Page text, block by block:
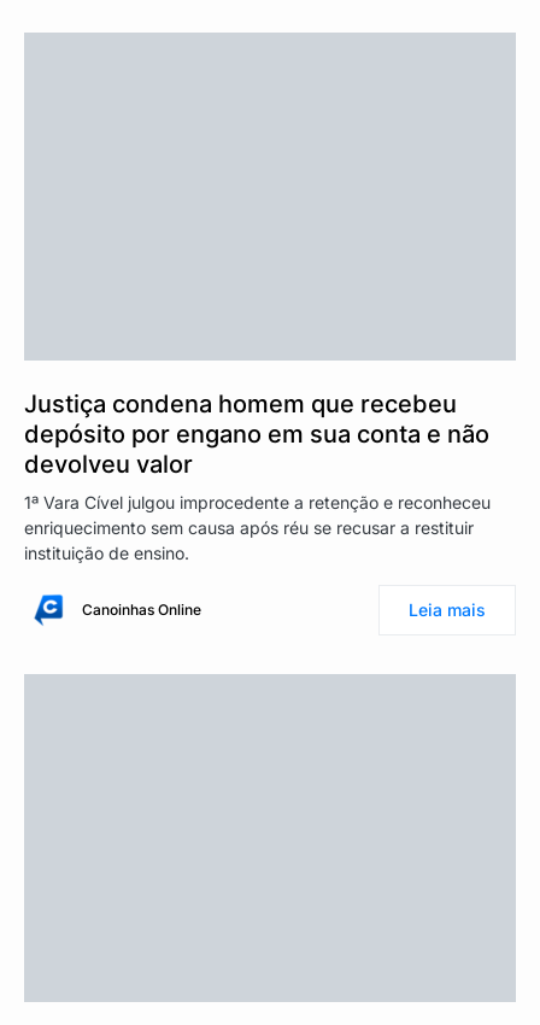
Justiça condena homem que recebeu
depósito por engano em sua conta e não
devolveu valor
1ª Vara Cível julgou improcedente a retenção e reconheceu
enriquecimento sem causa após réu se recusar a restituir
instituição de ensino.
Canoinhas Online Leia mais